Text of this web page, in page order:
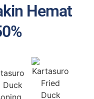
Hemat